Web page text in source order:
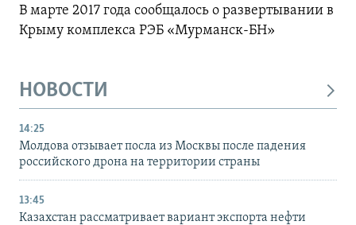
В марте 2017 года сообщалось о развертывании в
Крыму комплекса РЭБ «Мурманск-БН»
НОВОСТИ
14:25
Молдова отзывает посла из Москвы после падения
российского дрона на территории страны
13:45
Казахстан рассматривает вариант экспорта нефти